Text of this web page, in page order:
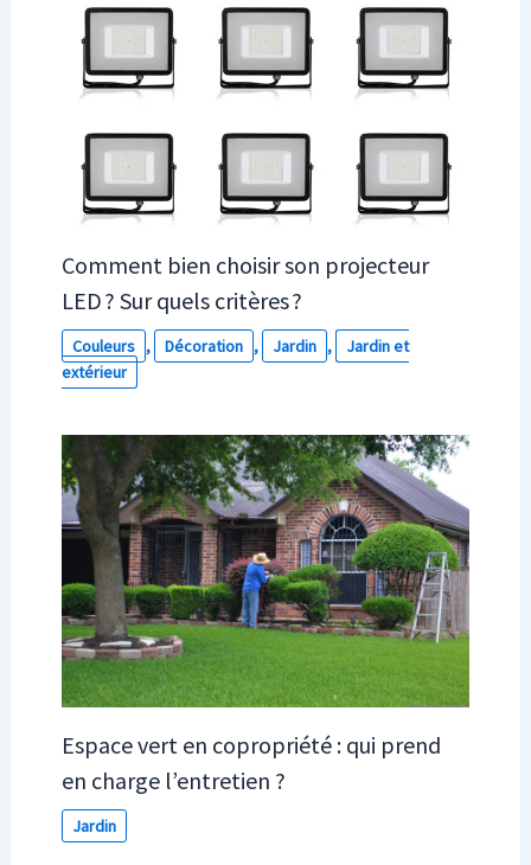
Comment bien choisir son projecteur
LED ? Sur quels critères ?
Couleurs , Décoration , Jardin ,
Jardin et
extérieur
Espace vert en copropriété : qui prend
en charge l’entretien ?
Jardin